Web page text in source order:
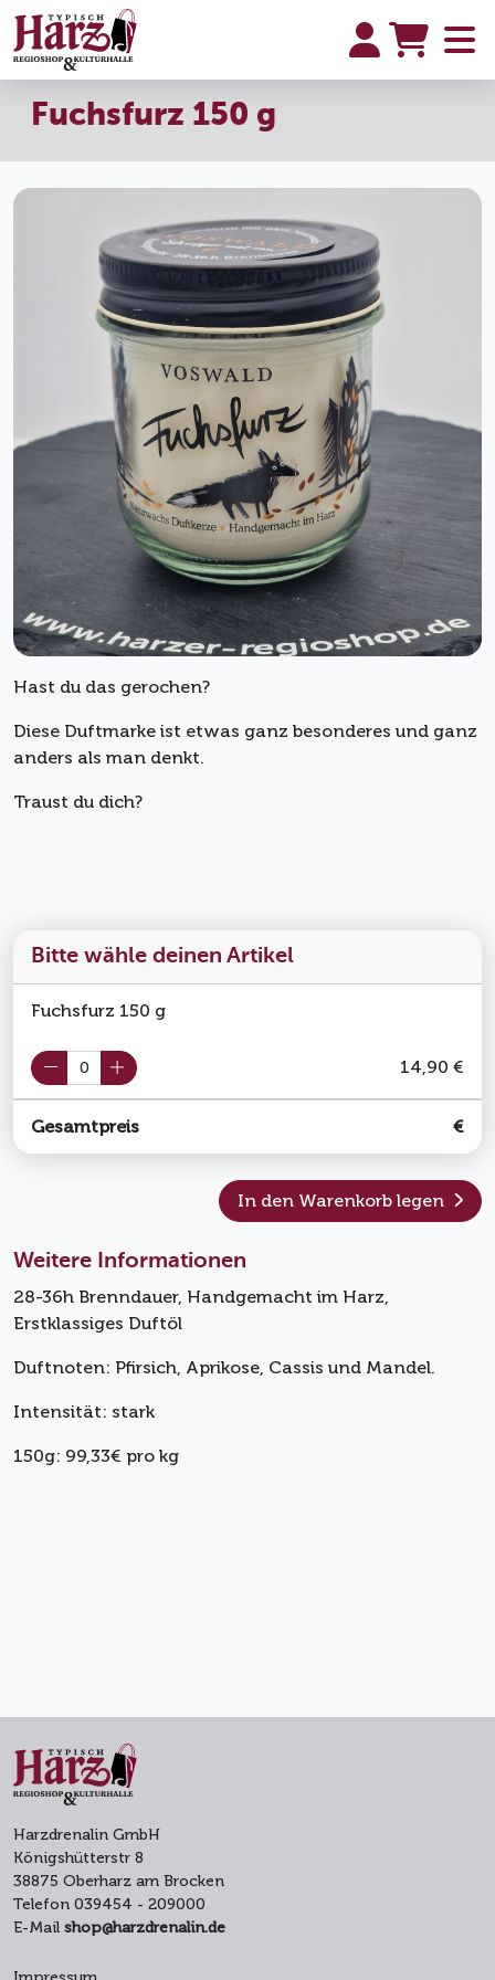
Fuchsfurz 150 g
Hast du das gerochen?
Diese Duftmarke ist etwas ganz besonderes und ganz
anders als man denkt.
Traust du dich?
Bitte wähle deinen Artikel
Fuchsfurz 150 g
14,90 €
Gesamtpreis €
In den Warenkorb legen
Weitere Informationen
28-36h Brenndauer, Handgemacht im Harz,
Erstklassiges Duftöl
Duftnoten: Pfirsich, Aprikose, Cassis und Mandel.
Intensität: stark
150g: 99,33€ pro kg
Harzdrenalin GmbH
Königshütterstr 8
38875 Oberharz am Brocken
Telefon 039454 - 209000
E-Mail shop@harzdrenalin.de